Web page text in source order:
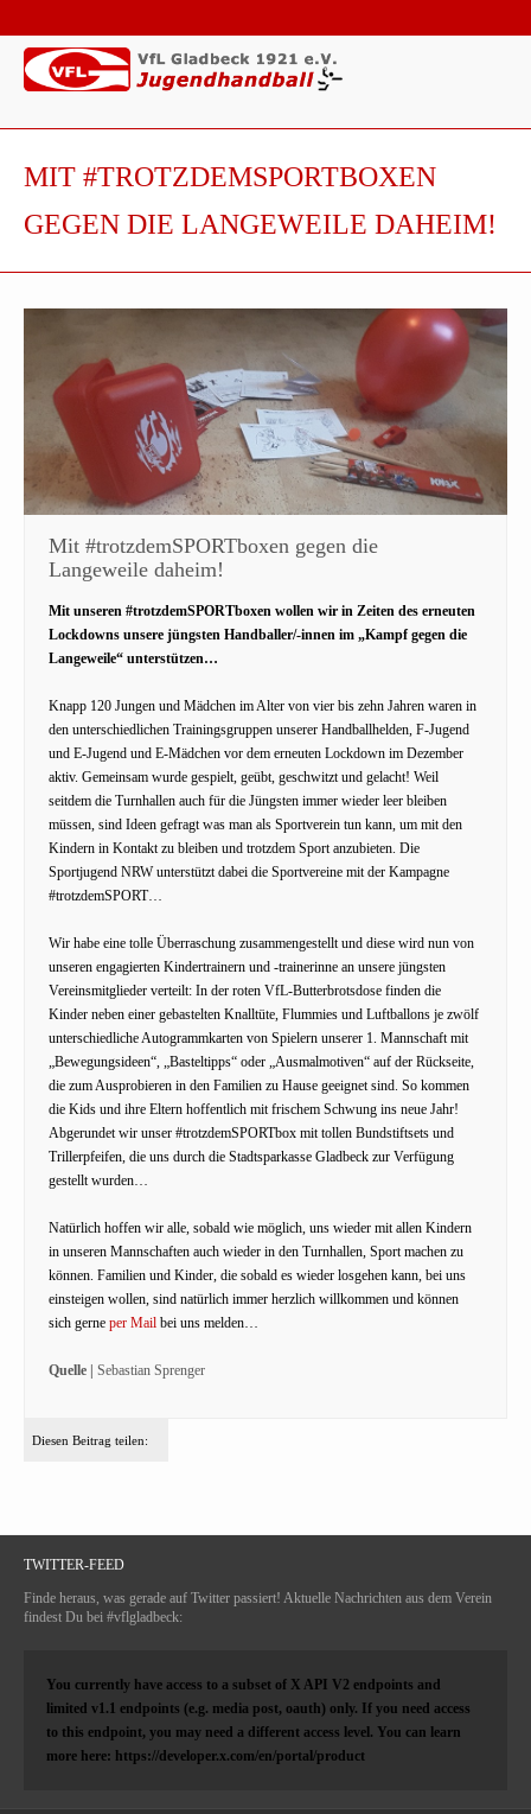
MIT #TROTZDEMSPORTBOXEN
GEGEN DIE LANGEWEILE DAHEIM!
Mit #trotzdemSPORTboxen gegen die
Langeweile daheim!
Mit unseren #trotzdemSPORTboxen wollen wir in Zeiten des erneuten
Lockdowns unsere jüngsten Handballer/-innen im „Kampf gegen die
Langeweile“ unterstützen…
Knapp 120 Jungen und Mädchen im Alter von vier bis zehn Jahren waren in
den unterschiedlichen Trainingsgruppen unserer Handballhelden, F-Jugend
und E-Jugend und E-Mädchen vor dem erneuten Lockdown im Dezember
aktiv. Gemeinsam wurde gespielt, geübt, geschwitzt und gelacht! Weil
seitdem die Turnhallen auch für die Jüngsten immer wieder leer bleiben
müssen, sind Ideen gefragt was man als Sportverein tun kann, um mit den
Kindern in Kontakt zu bleiben und trotzdem Sport anzubieten. Die
Sportjugend NRW unterstützt dabei die Sportvereine mit der Kampagne
#trotzdemSPORT…
Wir habe eine tolle Überraschung zusammengestellt und diese wird nun von
unseren engagierten Kindertrainern und -trainerinne an unsere jüngsten
Vereinsmitglieder verteilt: In der roten VfL-Butterbrotsdose finden die
Kinder neben einer gebastelten Knalltüte, Flummies und Luftballons je zwölf
unterschiedliche Autogrammkarten von Spielern unserer 1. Mannschaft mit
„Bewegungsideen“, „Basteltipps“ oder „Ausmalmotiven“ auf der Rückseite,
die zum Ausprobieren in den Familien zu Hause geeignet sind. So kommen
die Kids und ihre Eltern hoffentlich mit frischem Schwung ins neue Jahr!
Abgerundet wir unser #trotzdemSPORTbox mit tollen Bundstiftsets und
Trillerpfeifen, die uns durch die Stadtsparkasse Gladbeck zur Verfügung
gestellt wurden…
Natürlich hoffen wir alle, sobald wie möglich, uns wieder mit allen Kindern
in unseren Mannschaften auch wieder in den Turnhallen, Sport machen zu
können. Familien und Kinder, die sobald es wieder losgehen kann, bei uns
einsteigen wollen, sind natürlich immer herzlich willkommen und können
sich gerne per Mail bei uns melden…
Quelle | Sebastian Sprenger
Diesen Beitrag teilen:
TWITTER-FEED
Finde heraus, was gerade auf Twitter passiert! Aktuelle Nachrichten aus dem Verein
findest Du bei #vflgladbeck:
You currently have access to a subset of X API V2 endpoints and
limited v1.1 endpoints (e.g. media post, oauth) only. If you need access
to this endpoint, you may need a different access level. You can learn
more here: https://developer.x.com/en/portal/product